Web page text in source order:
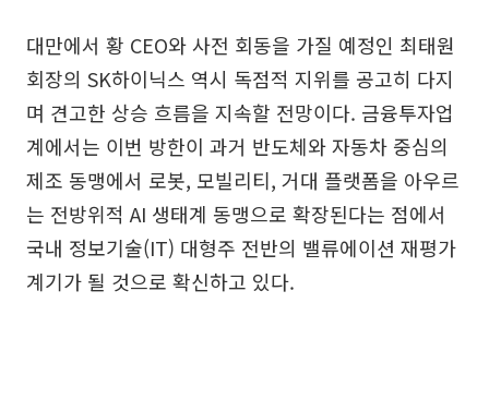
대만에서 황 CEO와 사전 회동을 가질 예정인 최태원
회장의 SK하이닉스 역시 독점적 지위를 공고히 다지
며 견고한 상승 흐름을 지속할 전망이다. 금융투자업
계에서는 이번 방한이 과거 반도체와 자동차 중심의
제조 동맹에서 로봇, 모빌리티, 거대 플랫폼을 아우르
는 전방위적 AI 생태계 동맹으로 확장된다는 점에서
국내 정보기술(IT) 대형주 전반의 밸류에이션 재평가
계기가 될 것으로 확신하고 있다.